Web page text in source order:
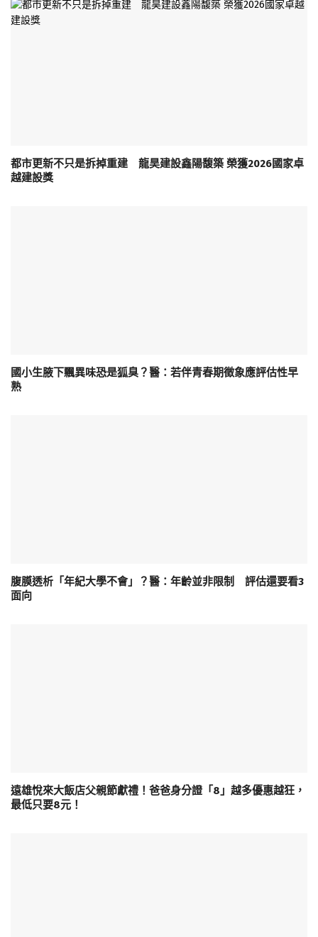
都市更新不只是拆掉重建 龍昊建設鑫陽馥築 榮獲2026國家卓
越建設獎
國小生腋下飄異味恐是狐臭？醫：若伴青春期徵象應評估性早
熟
腹膜透析「年紀大學不會」？醫：年齡並非限制 評估還要看3
面向
遠雄悅來大飯店父親節獻禮！爸爸身分證「8」越多優惠越狂，
最低只要8元！